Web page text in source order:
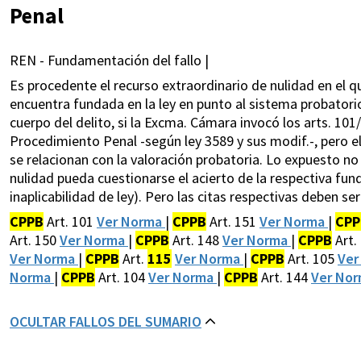
Penal
REN - Fundamentación del fallo |
Es procedente el recurso extraordinario de nulidad en el
encuentra fundada en la ley en punto al sistema
cuerpo del delito, si la Excma. Cámara invocó los arts.
Procedimiento Penal -según ley 3589 y sus modif.-, pero
se relacionan con la valoración probatoria. Lo expuesto
nulidad pueda cuestionarse el acierto de la respectiva
inaplicabilidad de ley). Pero las citas respectivas deben
CPPB Art. 101 Ver Norma | CPPB Art. 151 Ver Norma |
Art. 150Ver Norma | CPPB Art. 148Ver Norma | CPPB Art.
Ver Norma | CPPB Art. 115 Ver Norma | CPPB Art. 105
Norma | CPPB Art. 104Ver Norma | CPPB Art. 144Ver
OCULTAR FALLOS DEL SUMARIO